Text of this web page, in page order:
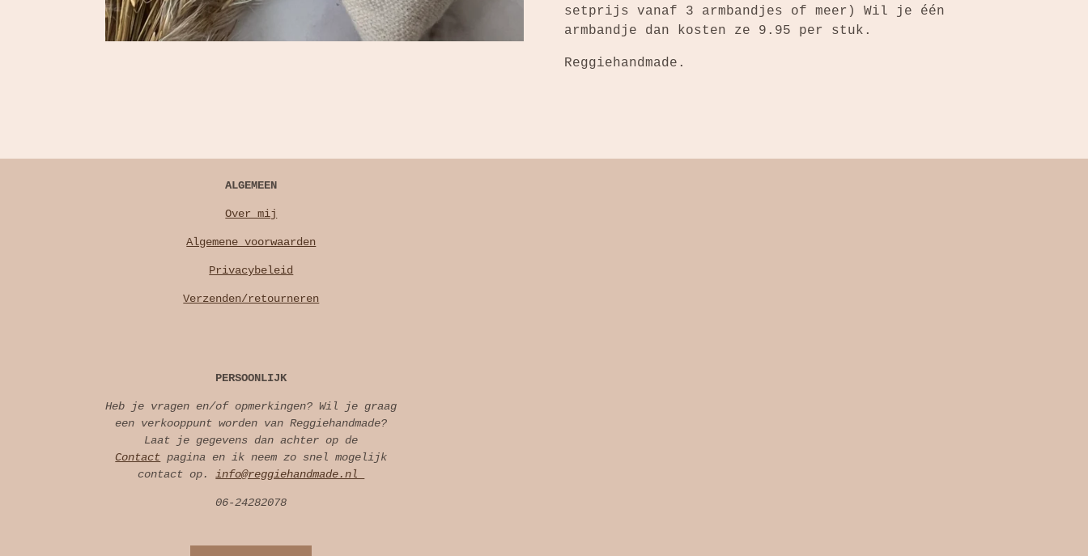
setprijs vanaf 3 armbandjes of meer) Wil je één
armbandje dan kosten ze 9.95 per stuk.
Reggiehandmade.
ALGEMEEN
Over mij
Algemene voorwaarden
Privacybeleid
Verzenden/retourneren
PERSOONLIJK
Heb je vragen en/of opmerkingen? Wil je graag
een verkooppunt worden van Reggiehandmade?
Laat je gegevens dan achter op de
Contact pagina en ik neem zo snel mogelijk
contact op.info@reggiehandmade.nl
06-24282078